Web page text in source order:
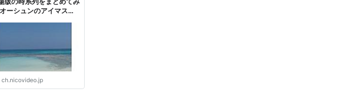
ーシュンのアイマス合
ch.nicovideo.jp